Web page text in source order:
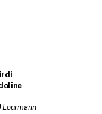
Lourmarin